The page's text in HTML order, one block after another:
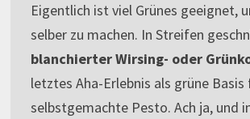
Eigentlich ist viel Grünes geeignet,
selber zu machen. In Streifen
blanchierter Wirsing- oder
letztes Aha-Erlebnis als grüne Basis
selbstgemachte Pesto. Ach ja, und